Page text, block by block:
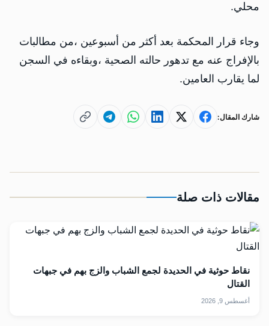
محلي.
وجاء قرار المحكمة بعد أكثر من أسبوعين ،من مطالبات
بالإفراج عنه مع تدهور حالته الصحية ،وبقاءه في السجن
لما يقارب العامين.
شارك المقال:
مقالات ذات صلة
نقاط حوثية في الحديدة لجمع الشباب والزج بهم في جبهات
القتال
أغسطس 9, 2026